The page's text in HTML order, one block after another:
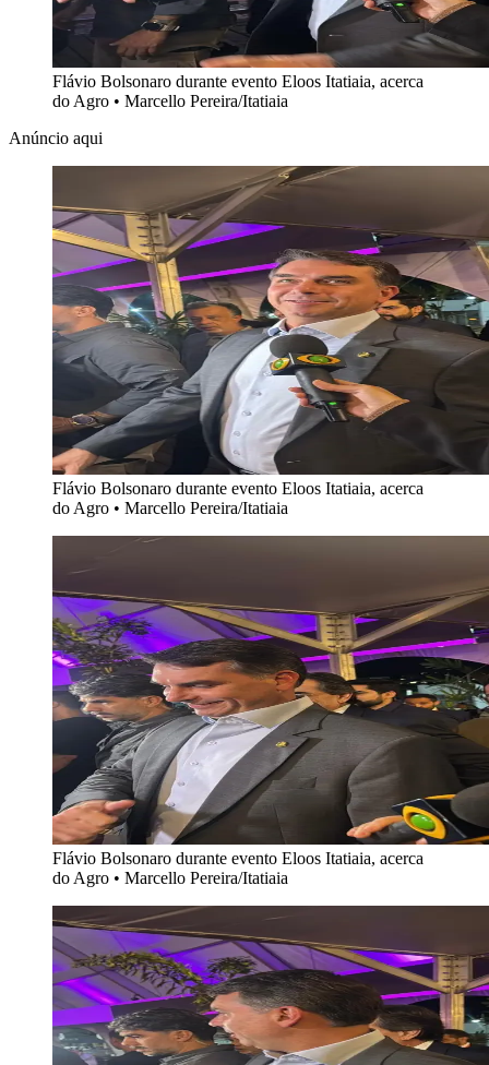
Flávio Bolsonaro durante evento Eloos Itatiaia, acerca
do Agro • Marcello Pereira/Itatiaia
Anúncio aqui
Flávio Bolsonaro durante evento Eloos Itatiaia, acerca
do Agro • Marcello Pereira/Itatiaia
Flávio Bolsonaro durante evento Eloos Itatiaia, acerca
do Agro • Marcello Pereira/Itatiaia